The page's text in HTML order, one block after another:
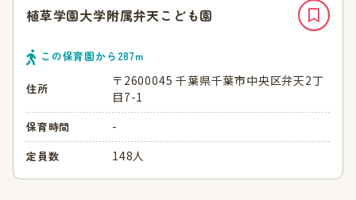
植草学園大学附属弁天こども園
この保育園から 287ｍ
住所
〒2600045 千葉県千葉市中央区弁天2丁
目7-1
保育時間 -
定員数 148人